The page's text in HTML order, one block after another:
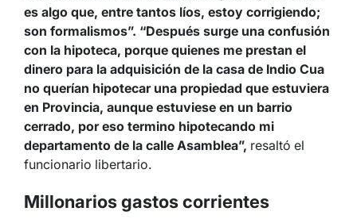
es algo que, entre tantos líos, estoy corrigiendo;
son formalismos”. “Después surge una confusión
con la hipoteca, porque quienes me prestan el
dinero para la adquisición de la casa de Indio Cua
no querían hipotecar una propiedad que estuviera
en Provincia, aunque estuviese en un barrio
cerrado, por eso termino hipotecando mi
departamento de la calle Asamblea”, resaltó el
funcionario libertario.
Millonarios gastos corrientes